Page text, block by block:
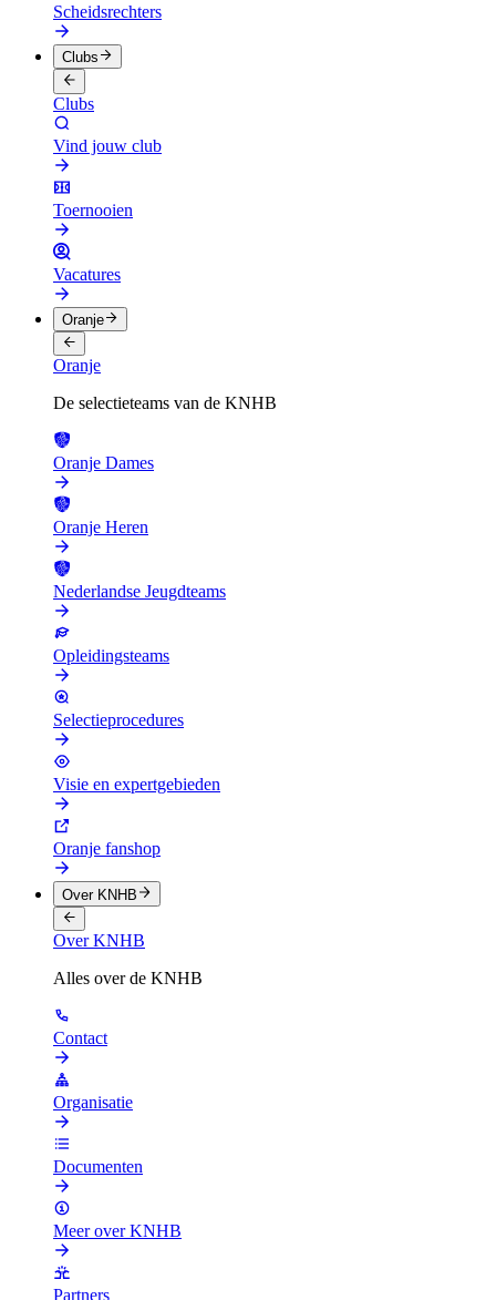
Scheidsrechters
Clubs
Clubs
Vind jouw club
Toernooien
Vacatures
Oranje
Oranje
De selectieteams van de KNHB
Oranje Dames
Oranje Heren
Nederlandse Jeugdteams
Opleidingsteams
Selectieprocedures
Visie en expertgebieden
Oranje fanshop
Over KNHB
Over KNHB
Alles over de KNHB
Contact
Organisatie
Documenten
Meer over KNHB
Partners